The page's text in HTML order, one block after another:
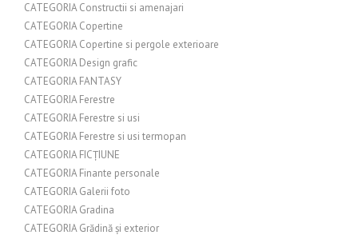
CATEGORIA Constructii si amenajari
CATEGORIA Copertine
CATEGORIA Copertine si pergole exterioare
CATEGORIA Design grafic
CATEGORIA FANTASY
CATEGORIA Ferestre
CATEGORIA Ferestre si usi
CATEGORIA Ferestre si usi termopan
CATEGORIA FICȚIUNE
CATEGORIA Finante personale
CATEGORIA Galerii foto
CATEGORIA Gradina
CATEGORIA Grădină și exterior